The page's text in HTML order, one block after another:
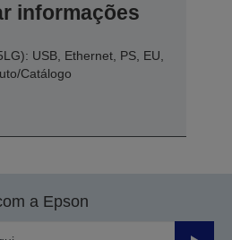
informações
USB, Ethernet, PS, EU,
Catálogo
a Epson